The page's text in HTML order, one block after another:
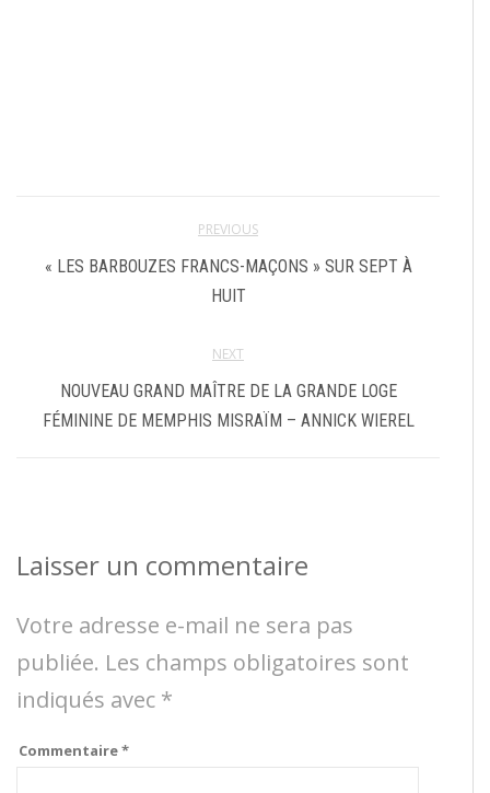
PREVIOUS
« LES BARBOUZES FRANCS-MAÇONS » SUR SEPT À
HUIT
NEXT
NOUVEAU GRAND MAÎTRE DE LA GRANDE LOGE
FÉMININE DE MEMPHIS MISRAÏM – ANNICK WIEREL
Laisser un commentaire
Votre adresse e-mail ne sera pas
publiée. Les champs obligatoires sont
indiqués avec *
Commentaire*